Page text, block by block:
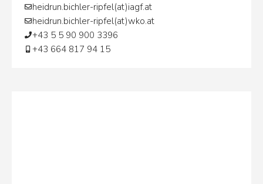
heidrun.bichler-ripfel(at)iagf.at
heidrun.bichler-ripfel(at)wko.at
+43 5 5 90 900 3396
+43 664 817 94 15